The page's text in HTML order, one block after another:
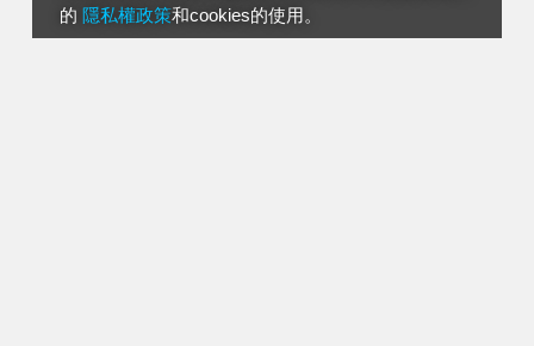
的 隱私權政策和cookies的使用。